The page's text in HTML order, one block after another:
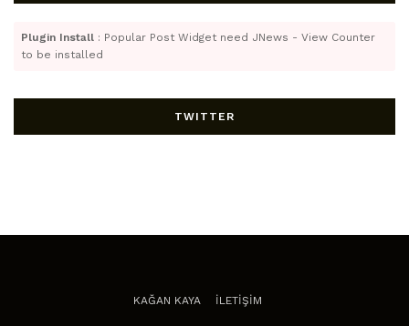
Plugin Install : Popular Post Widget need JNews - View Counter
to be installed
TWITTER
KAĞAN KAYA İLETİŞİM